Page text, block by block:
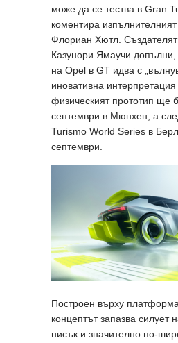
може да се тества в Gran
коментира
Флориан Хютл.
Казунори Ямаучи
на Opel в GT идва с
иновативна
физическият прототип ще
септември в Мюнхен, а
Turismo World Series в
септември.
Построен върху
концептът запазва силует
нисък и значително по-